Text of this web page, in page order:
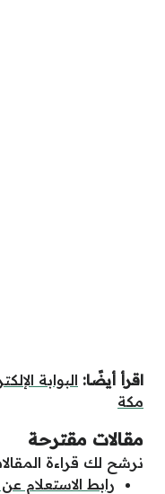
اقرأ أيضًا: البوابة
مكة
مقالات مقترحة
نرشح لك قراءة
رابط الاستعلام